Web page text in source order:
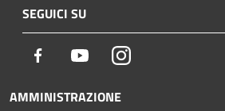
SEGUICI SU
Facebook YoutubeInstagram
AMMINISTRAZIONE